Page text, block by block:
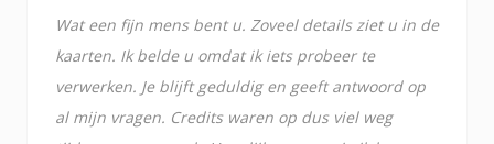
Wat een fijn mens bent u. Zoveel details ziet u in de
kaarten. Ik belde u omdat ik iets probeer te
verwerken. Je blijft geduldig en geeft antwoord op
al mijn vragen. Credits waren op dus viel weg